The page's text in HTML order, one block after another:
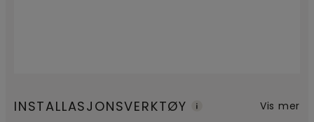
INSTALLASJONSVERKTØY Vis mer